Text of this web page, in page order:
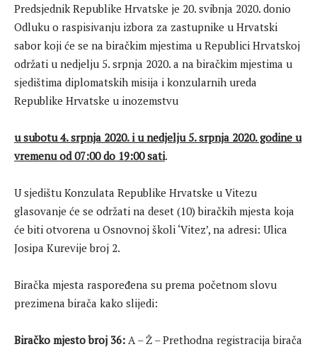
Predsjednik Republike Hrvatske je 20. svibnja 2020. donio
Odluku o raspisivanju izbora za zastupnike u Hrvatski
sabor koji će se na biračkim mjestima u Republici Hrvatskoj
održati u nedjelju 5. srpnja 2020. a na biračkim mjestima u
sjedištima diplomatskih misija i konzularnih ureda
Republike Hrvatske u inozemstvu
u subotu 4. srpnja 2020. i u nedjelju 5. srpnja 2020. godine u
vremenu od 07:00 do 19:00 sati.
U sjedištu Konzulata Republike Hrvatske u Vitezu
glasovanje će se održati na deset (10) biračkih mjesta koja
će biti otvorena u Osnovnoj školi ‘Vitez’, na adresi: Ulica
Josipa Kurevije broj 2.
Biračka mjesta raspoređena su prema početnom slovu
prezimena birača kako slijedi:
Biračko mjesto broj 36: A – Ž – Prethodna registracija birača